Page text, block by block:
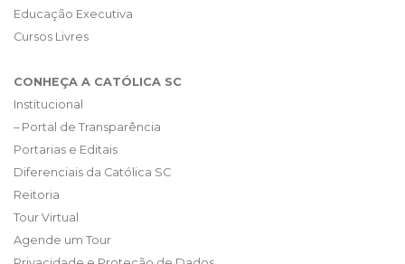
Educação Executiva
Cursos Livres
CONHEÇA A CATÓLICA SC
Institucional
– Portal de Transparência
Portarias e Editais
Diferenciais da Católica SC
Reitoria
Tour Virtual
Agende um Tour